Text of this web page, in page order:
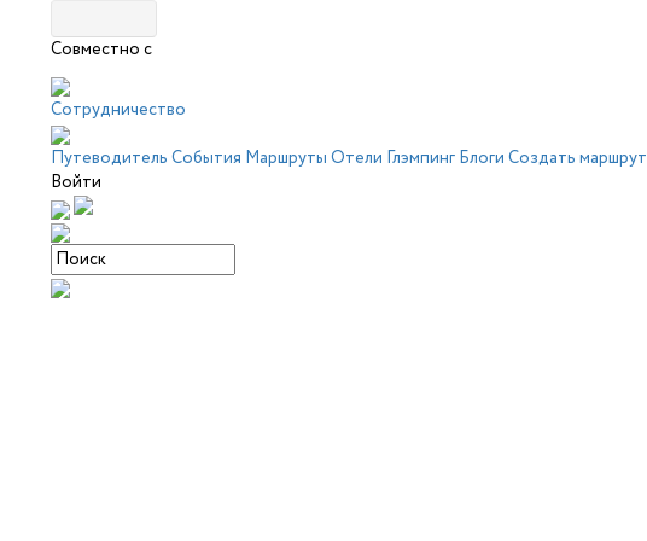
Совместно с
Сотрудничество
Путеводитель События Маршруты Отели Глэмпинг Блоги Создать маршрут
Войти